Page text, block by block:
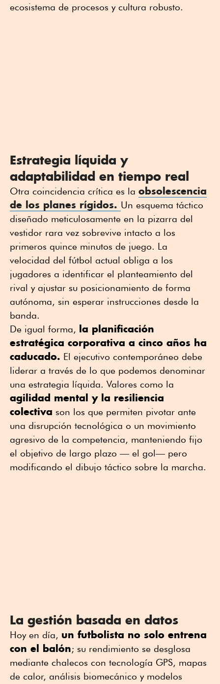
ecosistema de procesos y cultura robusto.
Estrategia líquida y
adaptabilidad en tiempo real
Otra coincidencia crítica es la obsolescencia
de los planes rígidos. Un esquema táctico
diseñado meticulosamente en la pizarra del
vestidor rara vez sobrevive intacto a los
primeros quince minutos de juego. La
velocidad del fútbol actual obliga a los
jugadores a identificar el planteamiento del
rival y ajustar su posicionamiento de forma
autónoma, sin esperar instrucciones desde la
banda.
De igual forma, la planificación
estratégica corporativa a cinco años ha
caducado. El ejecutivo contemporáneo debe
liderar a través de lo que podemos denominar
una estrategia líquida. Valores como la
agilidad mental y la resiliencia
colectiva son los que permiten pivotar ante
una disrupción tecnológica o un movimiento
agresivo de la competencia, manteniendo fijo
el objetivo de largo plazo — el gol— pero
modificando el dibujo táctico sobre la marcha.
La gestión basada en datos
Hoy en día, un futbolista no solo entrena
con el balón; su rendimiento se desglosa
mediante chalecos con tecnología GPS, mapas
de calor, análisis biomecánico y modelos